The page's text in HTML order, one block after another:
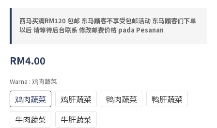
西马买满RM120 包邮 东马顾客不享受包邮活动 东马顾客们下单
以后 请等待后台联系 修改邮费价格 pada Pesanan
RM4.00
Warna : 鸡肉蔬菜
鸡肉蔬菜 鸡肝蔬菜 鸭肉蔬菜
鸭肝蔬菜
牛肉蔬菜
牛肝蔬菜